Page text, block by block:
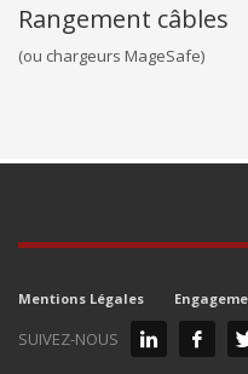
Rangement câbles
(ou chargeurs MageSafe)
Mentions Légales
SUIVEZ-NOUS